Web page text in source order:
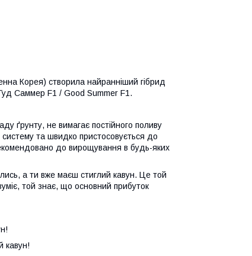
Корея) створила найранніший гібрид
Саммер F1 / Good Summer F1.
ґрунту, не вимагає постійного поливу
систему та швидко пристосовується до
до вирощування в будь-яких
а ти вже маєш стиглий кавун. Це той
той знає, що основний прибуток
кавун!